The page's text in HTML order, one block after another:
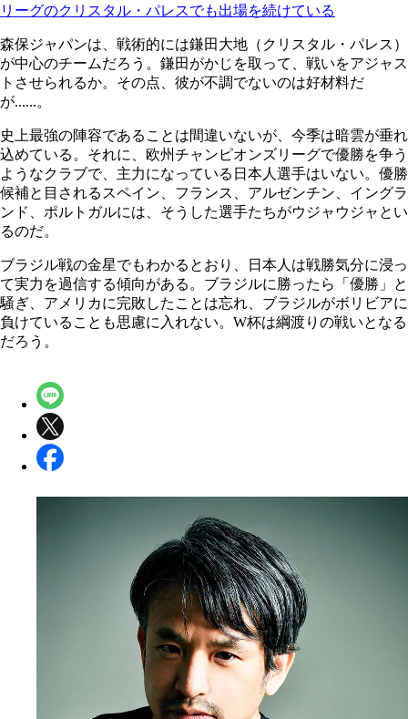
リーグのクリスタル・パレスでも出場を続けている
森保ジャパンは、戦術的には鎌田大地（クリスタル・パレス）
が中心のチームだろう。鎌田がかじを取って、戦いをアジャス
トさせられるか。その点、彼が不調でないのは好材料だ
が......。
史上最強の陣容であることは間違いないが、今季は暗雲が垂れ
込めている。それに、欧州チャンピオンズリーグで優勝を争う
ようなクラブで、主力になっている日本人選手はいない。優勝
候補と目されるスペイン、フランス、アルゼンチン、イングラ
ンド、ポルトガルには、そうした選手たちがウジャウジャとい
るのだ。
ブラジル戦の金星でもわかるとおり、日本人は戦勝気分に浸っ
て実力を過信する傾向がある。ブラジルに勝ったら「優勝」と
騒ぎ、アメリカに完敗したことは忘れ、ブラジルがボリビアに
負けていることも思慮に入れない。W杯は綱渡りの戦いとなる
だろう。